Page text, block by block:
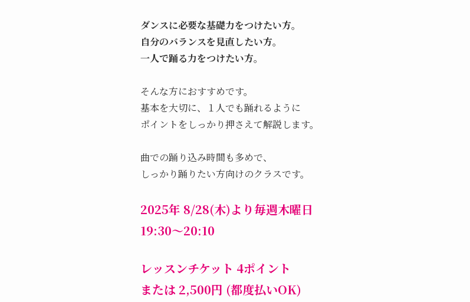
ダンスに必要な基礎力をつけたい方。
自分のバランスを見直したい方。
一人で踊る力をつけたい方。
そんな方におすすめです。
基本を大切に、１人でも踊れるように
ポイントをしっかり押さえて解説します。
曲での踊り込み時間も多めで、
しっかり踊りたい方向けのクラスです。
2025年 8/28(木)より毎週木曜日
19:30～20:10
レッスンチケット 4ポイント
または 2,500円 (都度払いOK)